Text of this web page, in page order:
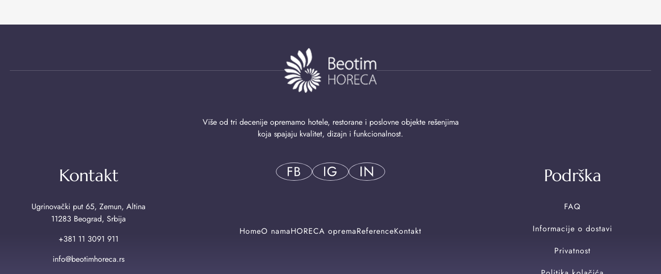
Više od tri decenije opremamo hotele, restorane i poslovne objekte rešenjima
koja spajaju kvalitet, dizajn i funkcionalnost.
Kontakt
Ugrinovački put 65, Zemun, Altina
11283 Beograd, Srbija
+381 11 3091 911
info@beotimhoreca.rs
HomeO namaHORECA opremaReferenceKontakt
Podrška
FAQ
Informacije o dostavi
Privatnost